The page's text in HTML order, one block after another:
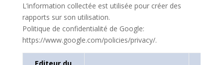
L’information collectée est utilisée pour créer des
rapports sur son utilisation.
Politique de confidentialité de Google:
https://www.google.com/policies/privacy/.